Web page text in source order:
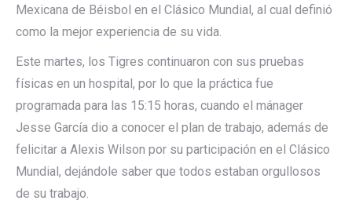
Mexicana de Béisbol en el Clásico Mundial, al cual definió
como la mejor experiencia de su vida.
Este martes, los Tigres continuaron con sus pruebas
físicas en un hospital, por lo que la práctica fue
programada para las 15:15 horas, cuando el mánager
Jesse García dio a conocer el plan de trabajo, además de
felicitar a Alexis Wilson por su participación en el Clásico
Mundial, dejándole saber que todos estaban orgullosos
de su trabajo.